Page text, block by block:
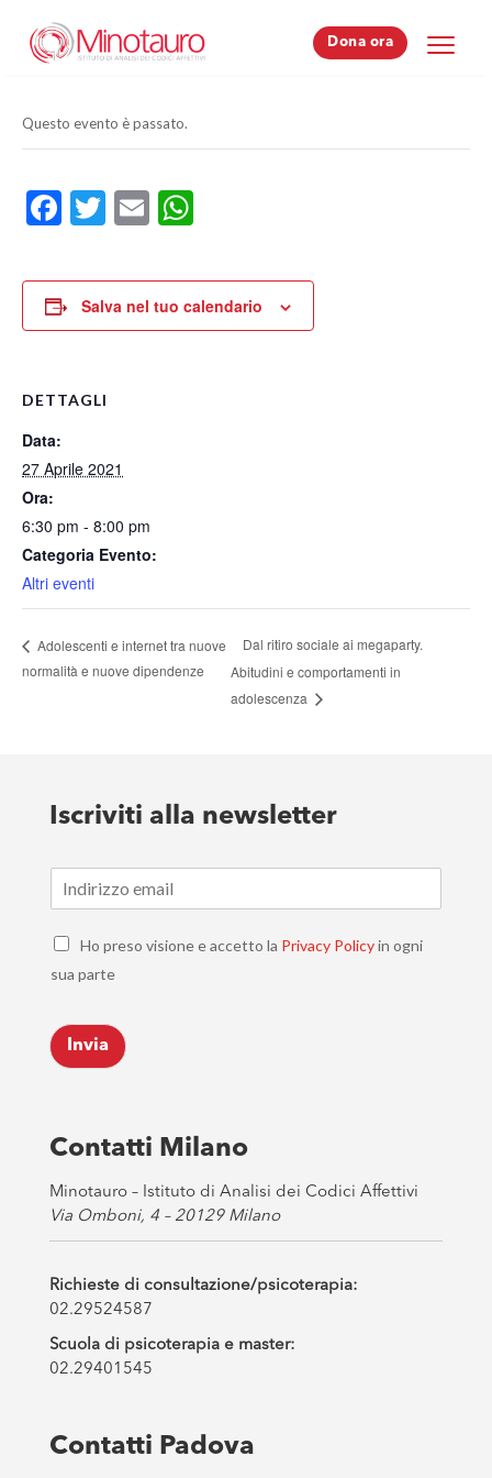
Dona ora
Dona ora
Questo evento è passato.
Facebook
Twitter
Email
Salva nel tuo calendario
DETTAGLI
Data:
27 Aprile 2021
Ora:
6:30 pm - 8:00 pm
Categoria Evento:
Altri eventi
Adolescenti e internet tra nuove
normalità e nuove dipendenze
Dal ritiro sociale ai megaparty.
Abitudini e comportamenti in
adolescenza
Iscriviti alla newsletter
m
*
C
e
k
b
o
s
*
Ho preso visione e accetto la Privacy Policyin ogni
sua parte
Invia
Contatti Milano
Minotauro – Istituto di Analisi dei Codici Affettivi
Via Omboni, 4 – 20129 Milano
Richieste di consultazione/psicoterapia:
02.29524587
Scuola di psicoterapia e master:
02.29401545
Contatti Padova